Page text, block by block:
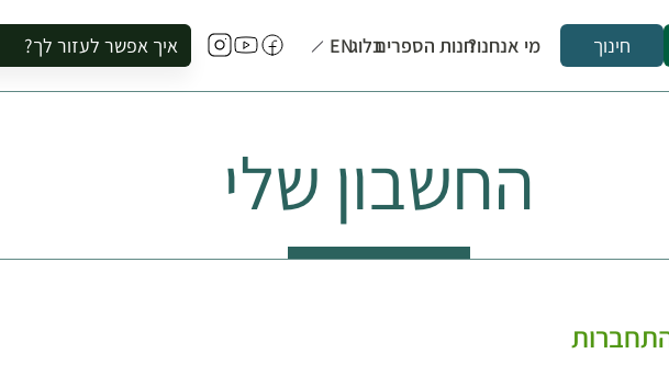
חינוך מי אנחנו?חנות הספריםבלוגEN איך אפשר לעזור לך?
להזמין סיור לקבוצה
לתאם ביקור בצריף
החשבון שלי